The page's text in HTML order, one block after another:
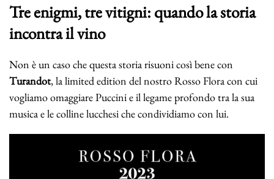
Tre enigmi, tre vitigni: quando la storia
incontra il vino
Non è un caso che questa storia risuoni così bene con
Turandot, la limited edition del nostro Rosso Flora con cui
vogliamo omaggiare Puccini e il legame profondo tra la sua
musica e le colline lucchesi che condividiamo con lui.